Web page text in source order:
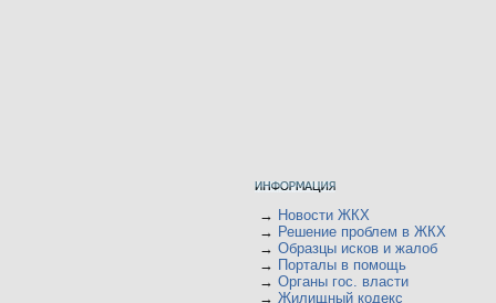
→ Новости ЖКХ
→ Решение проблем в ЖКХ
→ Образцы исков и жалоб
→ Порталы в помощь
→ Органы гос. власти
→ Жилищный кодекс